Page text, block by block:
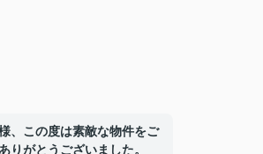
、この度は素敵な物件をご
りがとうございました。